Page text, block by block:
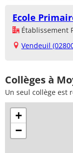
Ecole
Établissement
Vendeuil
Collèges à
Un seul collège est
+
−